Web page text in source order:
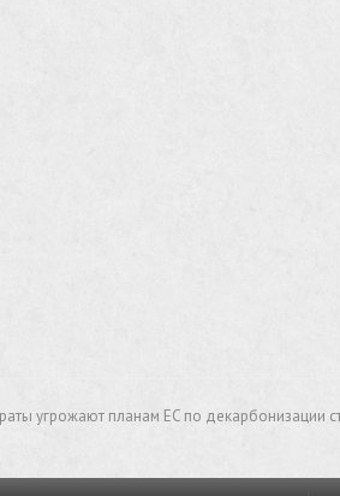
угрожают планам EC по декарбонизации